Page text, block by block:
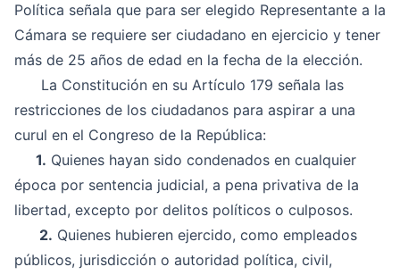
Política señala que para ser elegido Representante a la
Cámara se requiere ser ciudadano en ejercicio y tener
más de 25 años de edad en la fecha de la elección.
La Constitución en su Artículo 179 señala las
restricciones de los ciudadanos para aspirar a una
curul en el Congreso de la República:
1. Quienes hayan sido condenados en cualquier
época por sentencia judicial, a pena privativa de la
libertad, excepto por delitos políticos o culposos.
2. Quienes hubieren ejercido, como empleados
públicos, jurisdicción o autoridad política, civil,